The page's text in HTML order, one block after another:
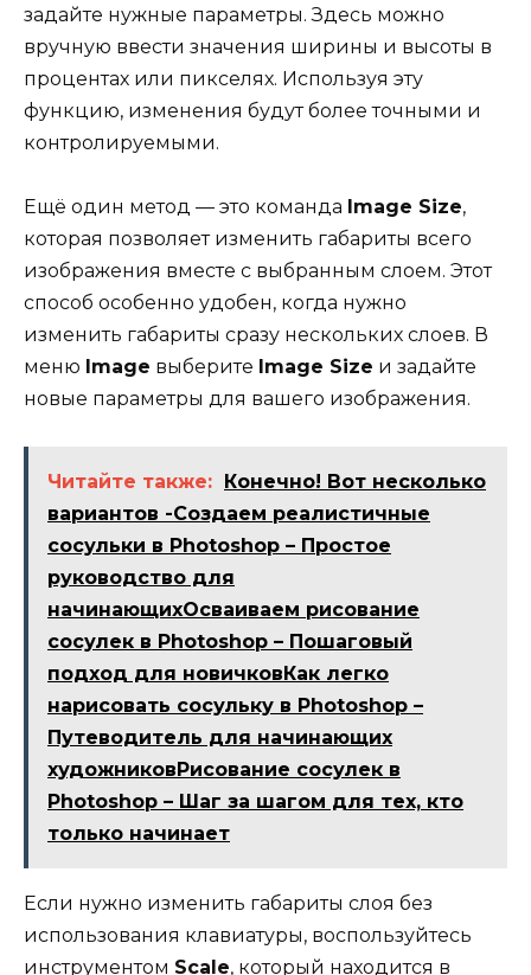
задайте нужные параметры. Здесь можно
вручную ввести значения ширины и высоты в
процентах или пикселях. Используя эту
функцию, изменения будут более точными и
контролируемыми.
Ещё один метод — это команда Image Size,
которая позволяет изменить габариты всего
изображения вместе с выбранным слоем. Этот
способ особенно удобен, когда нужно
изменить габариты сразу нескольких слоев. В
меню Image выберите Image Size и задайте
новые параметры для вашего изображения.
Читайте также: Конечно! Вот несколько
вариантов -Создаем реалистичные
сосульки в Photoshop – Простое
руководство для
начинающихОсваиваем рисование
сосулек в Photoshop – Пошаговый
подход для новичковКак легко
нарисовать сосульку в Photoshop –
Путеводитель для начинающих
художниковРисование сосулек в
Photoshop – Шаг за шагом для тех, кто
только начинает
Если нужно изменить габариты слоя без
использования клавиатуры, воспользуйтесь
инструментом Scale, который находится в